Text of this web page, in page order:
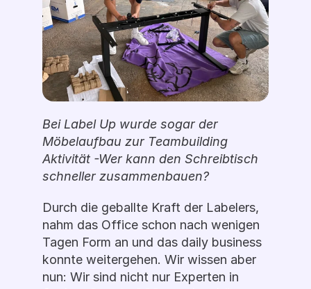
Bei Label Up wurde sogar der
Möbelaufbau zur Teambuilding
Aktivität -Wer kann den Schreibtisch
schneller zusammenbauen?
Durch die geballte Kraft der Labelers,
nahm das Office schon nach wenigen
Tagen Form an und das daily business
konnte weitergehen. Wir wissen aber
nun: Wir sind nicht nur Experten in